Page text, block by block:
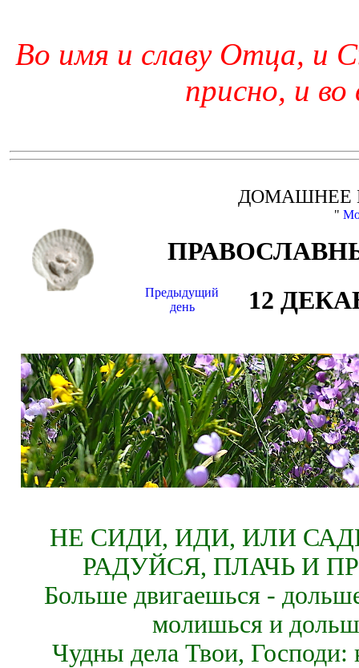
Во имя и славу Отца, и
присно, и во
ДОМАШНЕЕ
"
Предыдущий
день
12
НЕ СИДИ, ИДИ, ИЛИ
РАДУЙСЯ, ПЛАЧЬ И
Больше двигаешься -
молишься и
Чудны дела Твои, Господи: